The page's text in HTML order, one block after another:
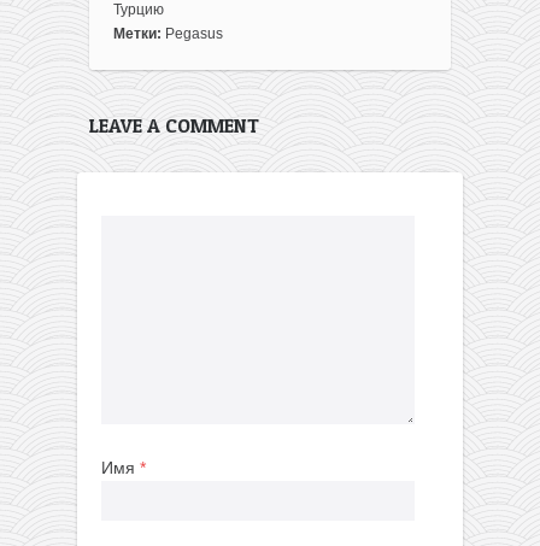
Турцию
Метки: Pegasus
LEAVE A COMMENT
Имя *